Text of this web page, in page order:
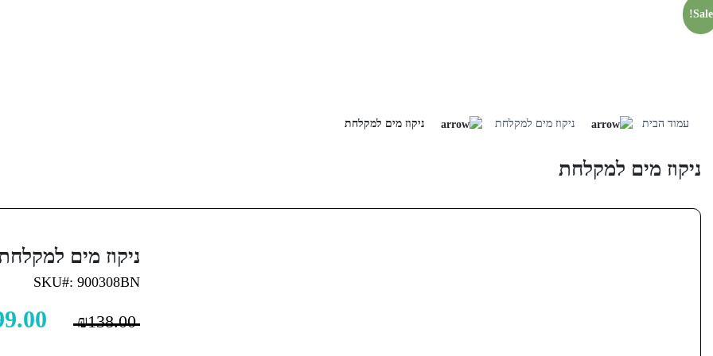
עמוד הבית ניקוז מים למקלחת ניקוז מים למקלחת
ניקוז מים למקלחת
Sale!
ניקוז מים
SKU#: 900308BN
₪138.00